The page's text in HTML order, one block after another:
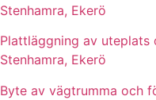
Stenhamra, Ekerö
Plattläggning av
Stenhamra, Ekerö
Byte av vägtrumma och